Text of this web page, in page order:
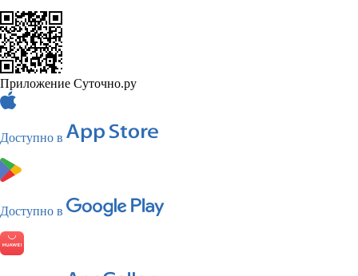
Приложение Суточно.ру
Доступно в
Доступно в